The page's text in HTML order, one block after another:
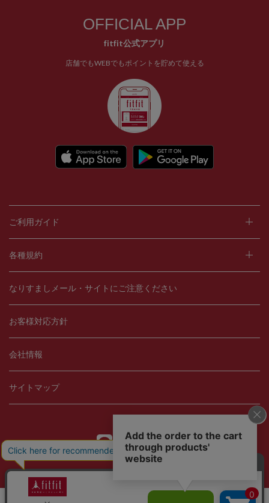
OFFICIAL APP
fitfit公式アプリ
店舗でもWEBでもポイントを貯めて使える
ご利用ガイド
各種規約
なりすましメール・サイトにご注意ください
お客様対応方針
会社情報
サイトマップ